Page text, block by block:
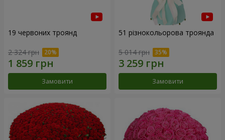
19 червоних троянд
2 324 грн
Замовити
51 різнокольорова троянда
5 014 грн
Замовити